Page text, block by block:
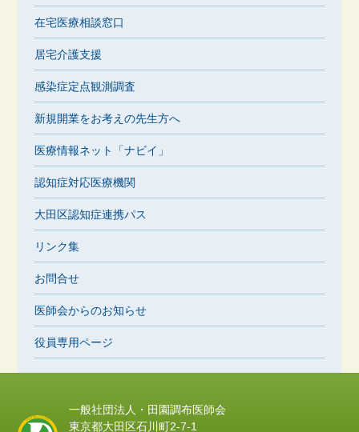
在宅医療相談窓口
居宅介護支援
感染症定点観測調査
新規開業をお考えの先生方へ
医療情報ネット「ナビイ」
認知症対応医療機関
大田区認知症連携パス
リンク集
お問合せ
医師会からのお知らせ
役員専用ページ
一般社団法人・田園調布医師会
東京都大田区石川町2-7-1